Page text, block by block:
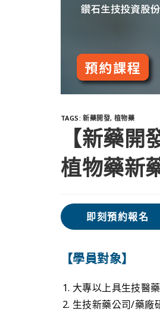
TAGS:新藥開發, 植物藥
【新藥開
植物藥新
即刻預約報名
【學員對象】
大專以上具生技醫
生技新藥公司/藥廠